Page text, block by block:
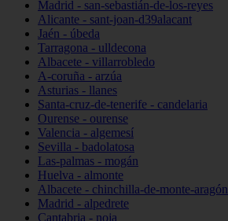
Madrid - san-sebastián-de-los-reyes
Alicante - sant-joan-d39alacant
Jaén - úbeda
Tarragona - ulldecona
Albacete - villarrobledo
A-coruña - arzúa
Asturias - llanes
Santa-cruz-de-tenerife - candelaria
Ourense - ourense
Valencia - algemesí
Sevilla - badolatosa
Las-palmas - mogán
Huelva - almonte
Albacete - chinchilla-de-monte-aragón
Madrid - alpedrete
Cantabria - noja